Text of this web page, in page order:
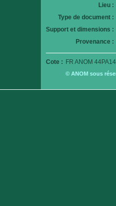
Lieu :
Type de document :
Support et dimensions :
Provenance :
Cote : FR ANOM
© ANOM sous